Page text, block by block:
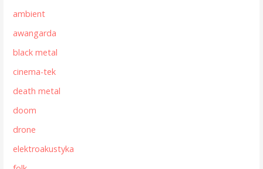
ambient
awangarda
black metal
cinema-tek
death metal
doom
drone
elektroakustyka